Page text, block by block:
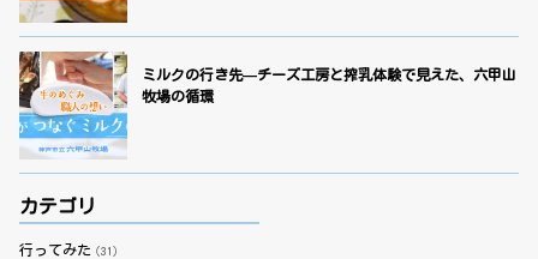
ミルクの行き先—チーズ工房と搾乳体験で見えた、六甲山
牧場の循環
カテゴリ
行ってみた（31）